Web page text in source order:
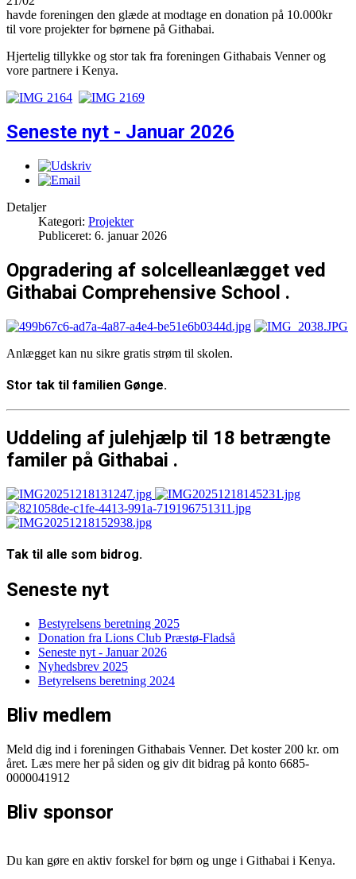
havde foreningen den glæde at modtage en donation på 10.000kr
til vore projekter for børnene på Githabai.
Hjertelig tillykke og stor tak fra foreningen Githabais Venner og
vore partnere i Kenya.
Seneste nyt - Januar 2026
Detaljer
Kategori: Projekter
Publiceret: 6. januar 2026
Opgradering af solcelleanlægget ved
Githabai Comprehensive School .
Anlægget kan nu sikre gratis strøm til skolen.
Stor tak til familien Gønge.
Uddeling af julehjælp til 18 betrængte
familer på Githabai .
Tak til alle som bidrog.
Seneste nyt
Bestyrelsens beretning 2025
Donation fra Lions Club Præstø-Fladså
Seneste nyt - Januar 2026
Nyhedsbrev 2025
Betyrelsens beretning 2024
Bliv medlem
Meld dig ind i foreningen Githabais Venner. Det koster 200 kr. om
året. Læs mere her på siden og giv dit bidrag på konto 6685-
0000041912
Bliv sponsor
Du kan gøre en aktiv forskel for børn og unge i Githabai i Kenya.